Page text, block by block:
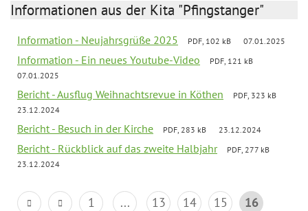
Informationen aus der Kita "Pfingstanger"
Information - Neujahrsgrüße 2025 PDF, 102 kB 07.01.2025
Information - Ein neues Youtube-Video
PDF, 121 kB
07.01.2025
Bericht - Ausflug Weihnachtsrevue in Köthen
PDF, 323 kB
23.12.2024
Bericht - Besuch in der Kirche PDF, 283 kB 23.12.2024
Bericht - Rückblick auf das zweite Halbjahr
PDF, 277 kB
23.12.2024
1 ... 13 14 15
16